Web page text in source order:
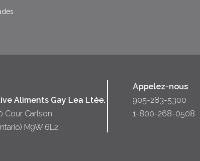
Aliments Gay Lea Ltée.
Cour Carlson
M9W 6L2
Appelez-nous
905-283-5300
1-800-268-0508